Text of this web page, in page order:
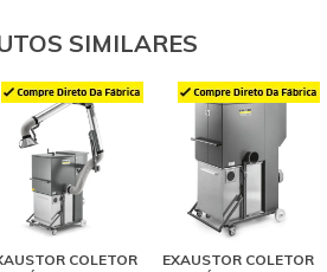
SIMILARES
COLETOR
EXAUSTOR COLETOR